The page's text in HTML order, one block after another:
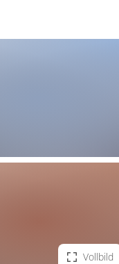
Vollbild